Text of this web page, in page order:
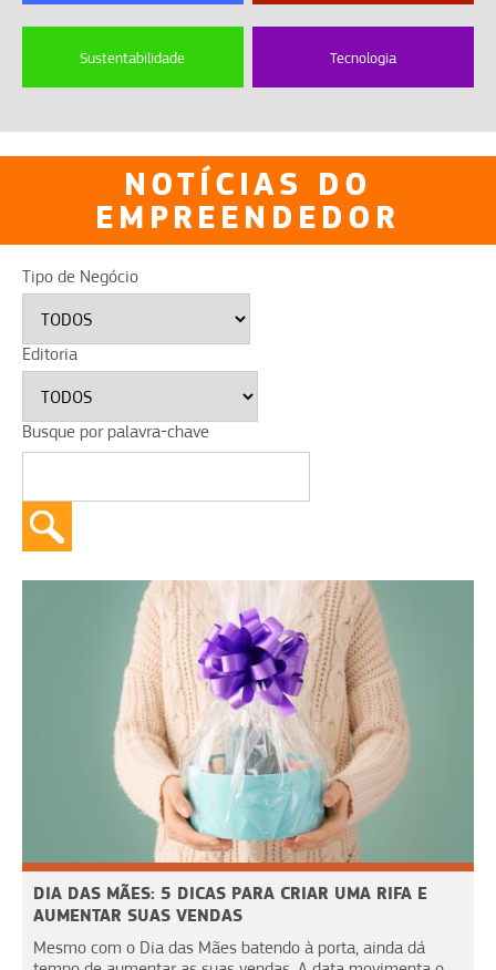
Sustentabilidade Tecnologia
NOTÍCIAS DO
EMPREENDEDOR
Tipo de Negócio
Editoria
Busque por palavra-chave
DIA DAS MÃES: 5 DICAS PARA CRIAR UMA RIFA E
AUMENTAR SUAS VENDAS
Mesmo com o Dia das Mães batendo à porta, ainda dá